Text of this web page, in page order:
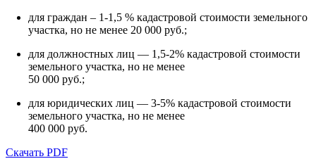
для граждан – 1-1,5 % кадастровой стоимости земельного
участка, но не менее 20 000 руб.;
для должностных лиц — 1,5-2% кадастровой стоимости
земельного участка, но не менее
50 000 руб.;
для юридических лиц — 3-5% кадастровой стоимости
земельного участка, но не менее
400 000 руб.
Скачать PDF